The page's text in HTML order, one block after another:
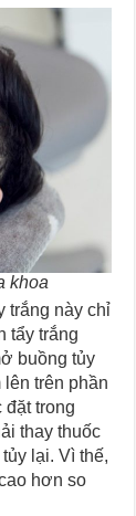
khoa
trắng này chỉ
tẩy trắng
buồng tủy
lên trên phần
đặt trong
thay thuốc
lại. Vì thế,
hơn so